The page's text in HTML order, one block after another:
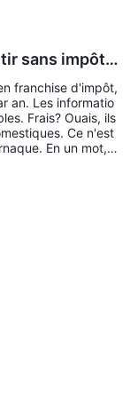
sans impôt a
de levier
franchise d'impôt,
an. Les informatio
Frais? Ouais, ils
Ce n'est
En un mot, K
frais.